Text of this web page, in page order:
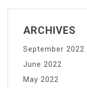
ARCHIVES
September 2022
June 2022
May 2022